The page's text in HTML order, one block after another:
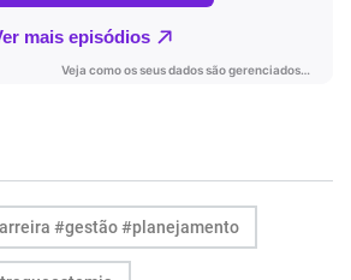
#gestão #planejamento